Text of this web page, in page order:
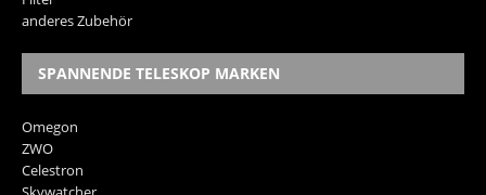
anderes Zubehör
SPANNENDE TELESKOP MARKEN
Omegon
ZWO
Celestron